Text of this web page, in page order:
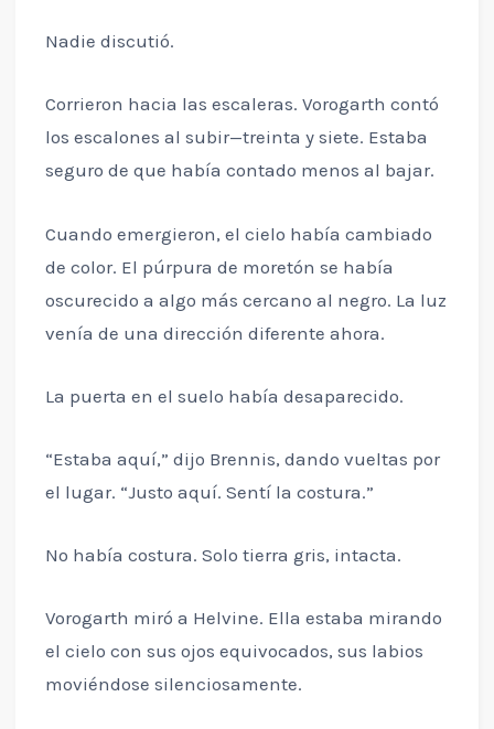
Nadie discutió.
Corrieron hacia las escaleras. Vorogarth contó
los escalones al subir—treinta y siete. Estaba
seguro de que había contado menos al bajar.
Cuando emergieron, el cielo había cambiado
de color. El púrpura de moretón se había
oscurecido a algo más cercano al negro. La luz
venía de una dirección diferente ahora.
La puerta en el suelo había desaparecido.
“Estaba aquí,” dijo Brennis, dando vueltas por
el lugar. “Justo aquí. Sentí la costura.”
No había costura. Solo tierra gris, intacta.
Vorogarth miró a Helvine. Ella estaba mirando
el cielo con sus ojos equivocados, sus labios
moviéndose silenciosamente.